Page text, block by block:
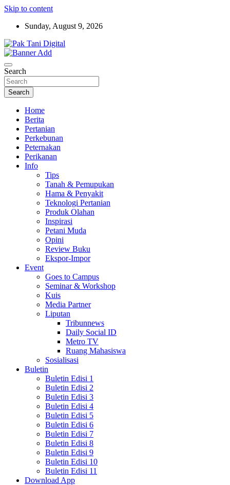
Skip to content
Sunday, August 9, 2026
Pak Tani Digital
Search
Search
Home
Berita
Pertanian
Perkebunan
Peternakan
Perikanan
Info
Tips
Tanah & Pemupukan
Hama & Penyakit
Teknologi Pertanian
Produk Olahan
Inspirasi
Petani Muda
Opini
Review Buku
Ekspor-Impor
Event
Goes to Campus
Seminar & Workshop
Kuis
Media Partner
Liputan
Tribunnews
Daily Social ID
Metro TV
Ruang Mahasiswa
Sosialisasi
Buletin
Buletin Edisi 1
Buletin Edisi 2
Buletin Edisi 3
Buletin Edisi 4
Buletin Edisi 5
Buletin Edisi 6
Buletin Edisi 7
Buletin Edisi 8
Buletin Edisi 9
Buletin Edisi 10
Buletin Edisi 11
Download App